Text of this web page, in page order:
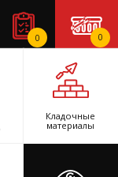
0 0
Кладочные
материалы